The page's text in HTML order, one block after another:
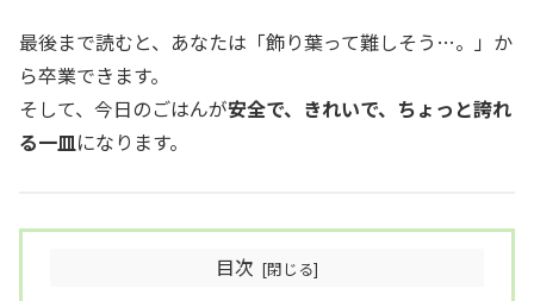
最後まで読むと、あなたは「飾り葉って難しそう…。」か
ら卒業できます。
そして、今日のごはんが安全で、きれいで、ちょっと誇れ
る一皿になります。
目次